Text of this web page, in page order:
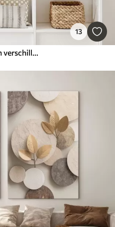
13
Schilderijen Lijnen en cirkels in verschillende kleuren